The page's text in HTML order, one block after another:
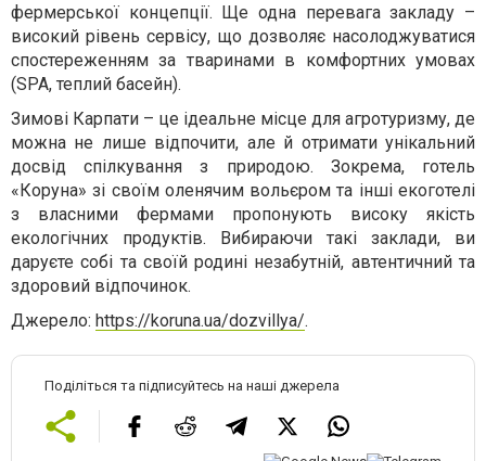
фермерської концепції. Ще одна перевага закладу –
високий рівень сервісу, що дозволяє насолоджуватися
спостереженням за тваринами в комфортних умовах
(SPA, теплий басейн).
Зимові Карпати – це ідеальне місце для агротуризму, де
можна не лише відпочити, але й отримати унікальний
досвід спілкування з природою. Зокрема, готель
«Коруна» зі своїм оленячим вольєром та інші екоготелі
з власними фермами пропонують високу якість
екологічних продуктів. Вибираючи такі заклади, ви
даруєте собі та своїй родині незабутній, автентичний та
здоровий відпочинок.
Джерело: https://koruna.ua/dozvillya/.
Поділіться та підписуйтесь на наші джерела